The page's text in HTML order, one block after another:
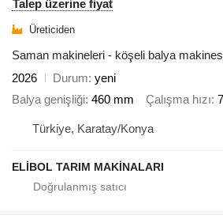
Talep üzerine fiyat
Üreticiden
Saman makineleri - köşeli balya
2026
Durum yeni
Balya genişliği 460 mm Çalışma hızı
Türkiye, Karatay/Konya
ELİBOL TARIM MAKİNALARI